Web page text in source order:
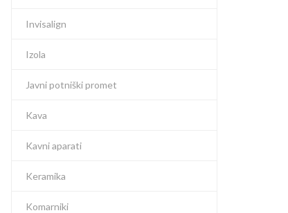
Invisalign
Izola
Javni potniški promet
Kava
Kavni aparati
Keramika
Komarniki